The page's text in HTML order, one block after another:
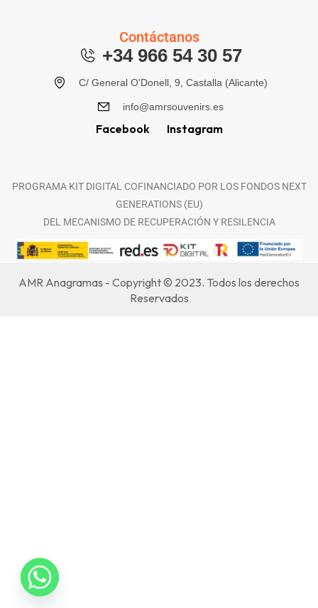
Contáctanos
+34 966 54 30 57
C/ General O'Donell, 9, Castalla (Alicante)
info@amrsouvenirs.es
Facebook Instagram
PROGRAMA KIT DIGITAL COFINANCIADO POR LOS FONDOS NEXT
GENERATIONS (EU)
DEL MECANISMO DE RECUPERACIÓN Y RESILENCIA
AMR Anagramas - Copyright © 2023. Todos los derechos
Reservados